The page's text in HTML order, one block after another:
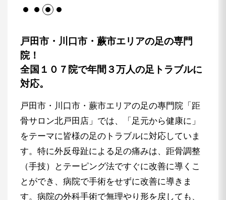
戸田市・川口市・蕨市エリアの足の専門
院！
全国１０７院で年間３万人の足トラブルに
対応。
戸田市・川口市・蕨市エリアの足の專門院「距
骨サロン北戸田店」では、「足元から健康に」
をテーマに皆様の足のトラブルに対応していま
す。特に外反母趾による足の痛みは、距骨調整
（手技）とテーピング法ですぐに改善に導くこ
とができ、病院で手術をせずに改善に導きま
す。病院の外科手術で無理やり形を戻しても、